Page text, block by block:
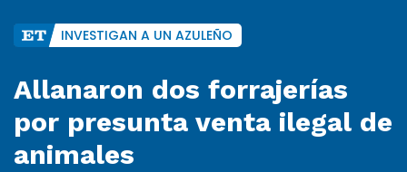
INVESTIGAN A UN AZULEÑO
Allanaron dos forrajerías
por presunta venta ilegal de
animales